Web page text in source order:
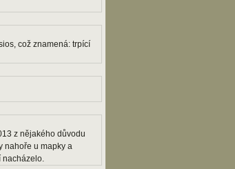
což znamená: trpící
z nějakého důvodu
nahoře u mapky a
nacházelo.